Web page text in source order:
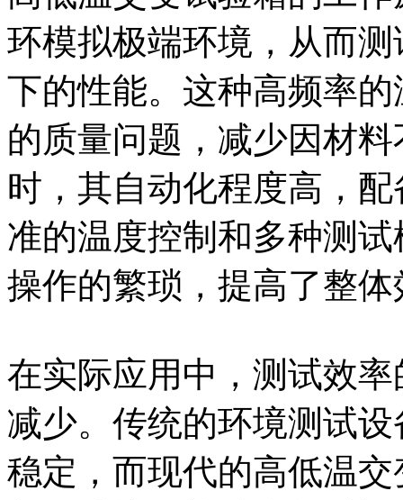
环模拟极端环境，从而
下的性能。这种高频率
的质量问题，减少因材
时，其自动化程度高，
准的温度控制和多种测
操作的繁琐，提高了整体
在实际应用中，测试效
减少。传统的环境测试
稳定，而现代的高低温